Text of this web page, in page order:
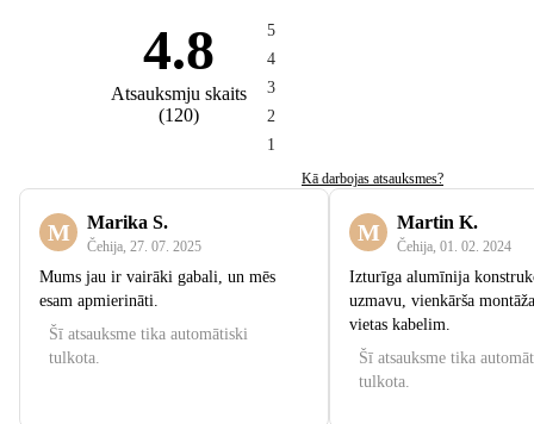
4.8
Atsauksmju skaits
(120)
5
4
3
2
1
Kā darbojas atsauksmes?
M Marika S.
Čehija 27. 07. 2025
Mums jau ir vairāki gabali, un mēs
esam apmierināti.
Šī atsauksme tika automātiski
tulkota.
M Martin K.
Čehija 01. 02. 2024
Izturīga alumīnija
uzmavu, vienkārša
vietas kabelim.
Šī atsauksme tika
tulkota.